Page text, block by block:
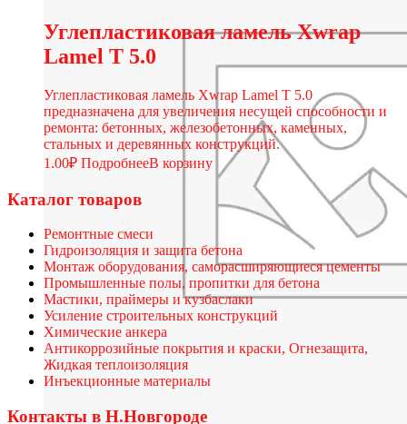
Углепластиковая ламель Xwrap
Lamel T 5.0
Углепластиковая ламель Xwrap Lamel T 5.0
предназначена для увеличения несущей способности и
ремонта: бетонных, железобетонных, каменных,
стальных и деревянных конструкций.
1.00₽ ПодробнееВ корзину
Каталог товаров
Ремонтные смеси
Гидроизоляция и защита бетона
Монтаж оборудования, саморасширяющиеся цементы
Промышленные полы, пропитки для бетона
Мастики, праймеры и кузбаслаки
Усиление строительных конструкций
Химические анкера
Антикоррозийные покрытия и краски, Огнезащита,
Жидкая теплоизоляция
Инъекционные материалы
Контакты в Н.Новгороде